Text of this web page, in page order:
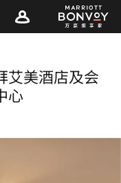
艾美酒店及会
心